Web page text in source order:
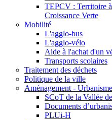
TEPCV : Territoire
Croissance Verte
Mobilité
L'agglo-bus
L'agglo-vélo
Aide à l'achat d'un
Transports scolaires
Traitement des déchets
Politique de la ville
Aménagement - Urbanisme
SCoT de la Vallée
Documents
PLUi-H